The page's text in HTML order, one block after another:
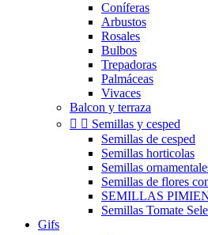
Coníferas
Arbustos
Rosales
Bulbos
Trepadoras
Palmáceas
Vivaces
Balcon y terraza
  Semillas y cesped
Semillas de cesped
Semillas horticolas
Semillas
Semillas de flores
SEMILLAS
Semillas Tomate
Gifs